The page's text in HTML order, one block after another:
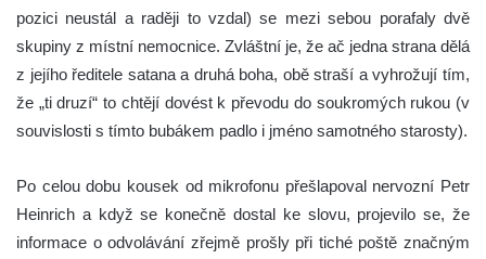
pozici neustál a raději to vzdal) se mezi sebou porafaly dvě
skupiny z místní nemocnice. Zvláštní je, že ač jedna strana dělá
z jejího ředitele satana a druhá boha, obě straší a vyhrožují tím,
že „ti druzí“ to chtějí dovést k převodu do soukromých rukou (v
souvislosti s tímto bubákem padlo i jméno samotného starosty).
Po celou dobu kousek od mikrofonu přešlapoval nervozní Petr
Heinrich a když se konečně dostal ke slovu, projevilo se, že
informace o odvolávání zřejmě prošly při tiché poště značným